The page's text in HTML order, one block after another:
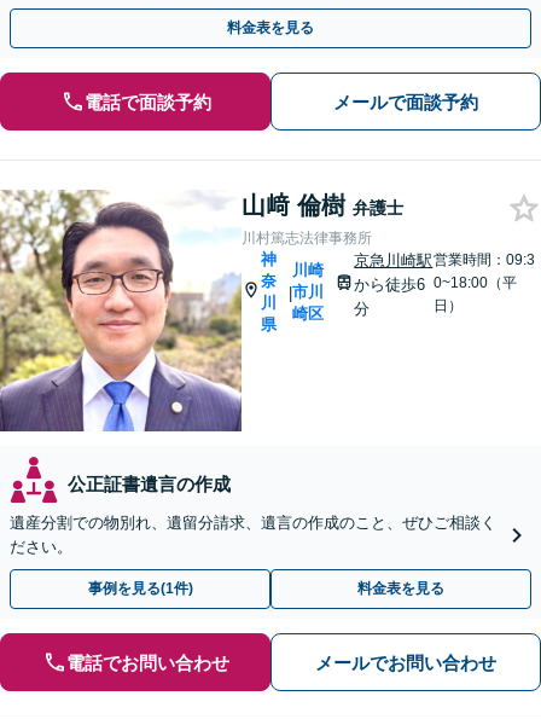
【土日祝対応可】
料金表を見る
電話で面談予約 メールで面談予約
山﨑 倫樹 弁護士
川村篤志法律事務所
神
奈
川
県
|
川崎
市川
崎区
京急川崎駅
から徒歩6
分
営業時間：09:3
0~18:00（平
日）
公正証書遺言の作成
遺産分割での物別れ、遺留分請求、遺言の作成のこと、ぜひご相談く
ださい。
事例を見る(1件) 料金表を見る
電話でお問い合わせ メールでお問い合わせ